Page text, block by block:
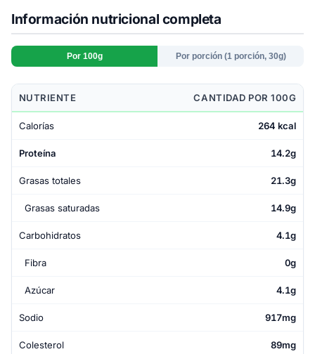
Información nutricional completa
Por 100g Por porción (1 porción, 30g)
NUTRIENTE CANTIDAD POR 100G
Calorías 264 kcal
Proteína 14.2g
Grasas totales 21.3g
Grasas saturadas 14.9g
Carbohidratos 4.1g
Fibra 0g
Azúcar 4.1g
Sodio 917mg
Colesterol 89mg